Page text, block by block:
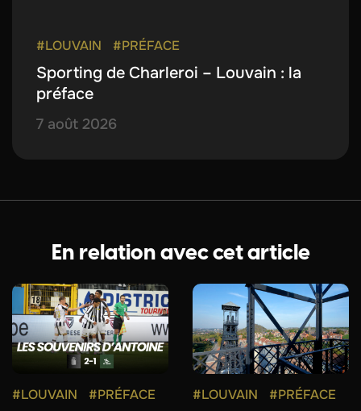
#LOUVAIN #PRÉFACE
Sporting de Charleroi – Louvain : la
préface
7 août 2026
En relation avec cet article
#LOUVAIN #PRÉFACE #LOUVAIN #PRÉFACE